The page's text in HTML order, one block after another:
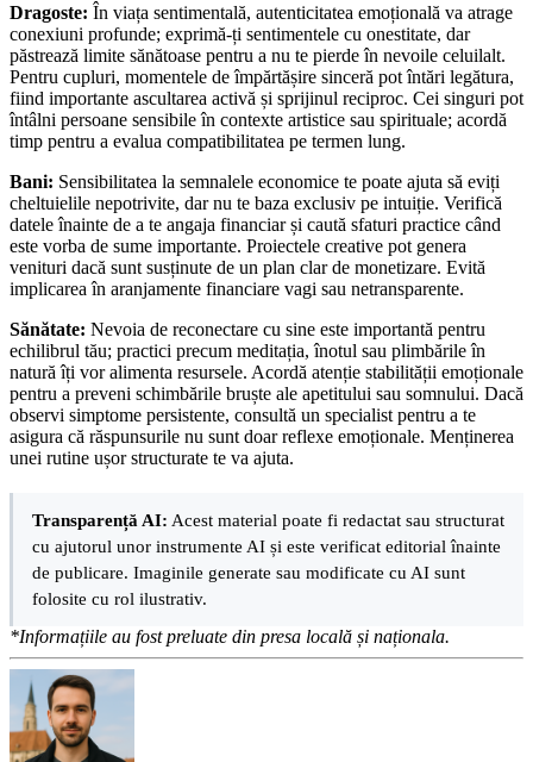
Dragoste: În viața sentimentală, autenticitatea emoțională va atrage
conexiuni profunde; exprimă-ți sentimentele cu onestitate, dar
păstrează limite sănătoase pentru a nu te pierde în nevoile celuilalt.
Pentru cupluri, momentele de împărtășire sinceră pot întări legătura,
fiind importante ascultarea activă și sprijinul reciproc. Cei singuri pot
întâlni persoane sensibile în contexte artistice sau spirituale; acordă
timp pentru a evalua compatibilitatea pe termen lung.
Bani: Sensibilitatea la semnalele economice te poate ajuta să eviți
cheltuielile nepotrivite, dar nu te baza exclusiv pe intuiție. Verifică
datele înainte de a te angaja financiar și caută sfaturi practice când
este vorba de sume importante. Proiectele creative pot genera
venituri dacă sunt susținute de un plan clar de monetizare. Evită
implicarea în aranjamente financiare vagi sau netransparente.
Sănătate: Nevoia de reconectare cu sine este importantă pentru
echilibrul tău; practici precum meditația, înotul sau plimbările în
natură îți vor alimenta resursele. Acordă atenție stabilității emoționale
pentru a preveni schimbările bruște ale apetitului sau somnului. Dacă
observi simptome persistente, consultă un specialist pentru a te
asigura că răspunsurile nu sunt doar reflexe emoționale. Menținerea
unei rutine ușor structurate te va ajuta.
Transparență AI: Acest material poate fi redactat sau structurat
cu ajutorul unor instrumente AI și este verificat editorial înainte
de publicare. Imaginile generate sau modificate cu AI sunt
folosite cu rol ilustrativ.
*Informațiile au fost preluate din presa locală și naționala.